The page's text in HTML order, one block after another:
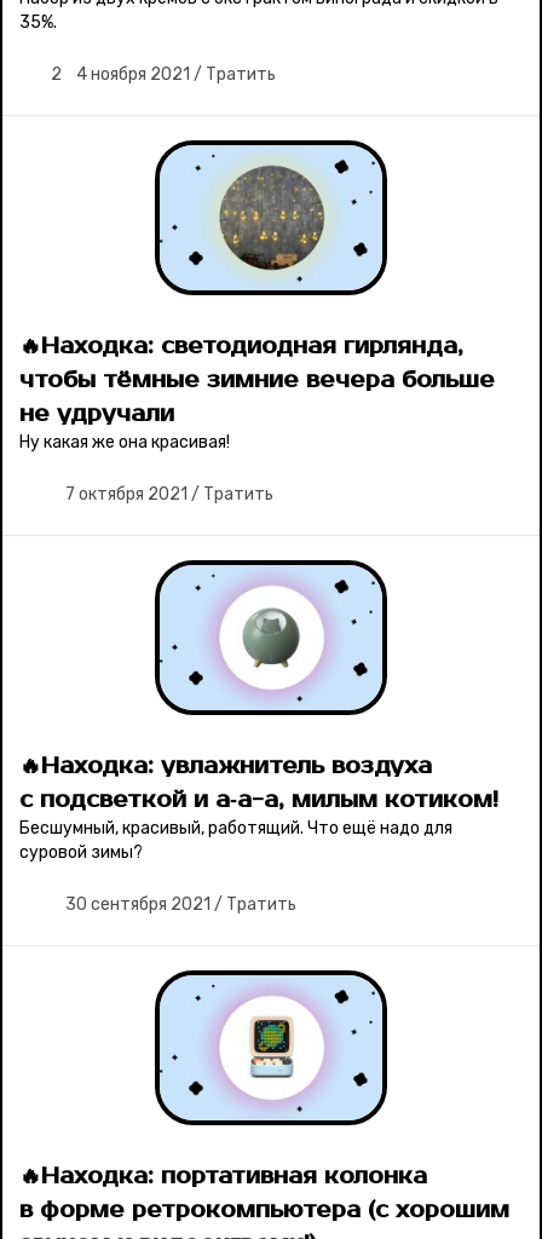
35%.
2 4 ноября 2021 / Тратить
🔥Находка: светодиодная гирлянда,
чтобы тёмные зимние вечера больше
не удручали
Ну какая же она красивая!
7 октября 2021 / Тратить
🔥Находка: увлажнитель воздуха
с подсветкой и а‑а-а, милым котиком!
Бесшумный, красивый, работящий. Что ещё надо для
суровой зимы?
30 сентября 2021 / Тратить
🔥Находка: портативная колонка
в форме ретрокомпьютера (с хорошим